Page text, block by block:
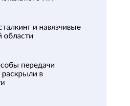
и навязчивые
области
передачи
в